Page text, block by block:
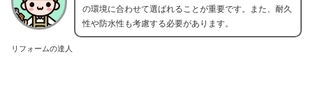
リフォームの達人
の環境に合わせて選ばれることが重要です。また、耐久
性や防水性も考慮する必要があります。